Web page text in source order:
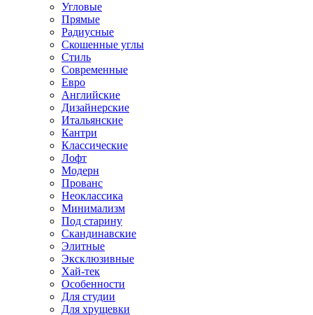
Угловые
Прямые
Радиусные
Скошенные углы
Стиль
Современные
Евро
Английские
Дизайнерские
Итальянские
Кантри
Классические
Лофт
Модерн
Прованс
Неоклассика
Минимализм
Под старину
Скандинавские
Элитные
Эксклюзивные
Хай-тек
Особенности
Для студии
Для хрущевки